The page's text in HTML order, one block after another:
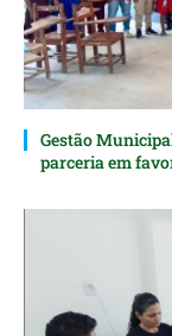
Gestão
parceria em